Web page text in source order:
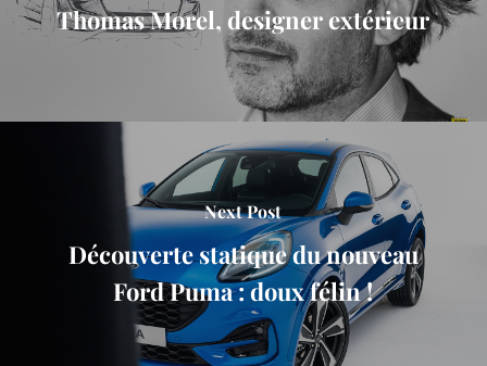
Thomas Morel, designer extérieur
Next Post
Découverte statique du nouveau
Ford Puma : doux félin !